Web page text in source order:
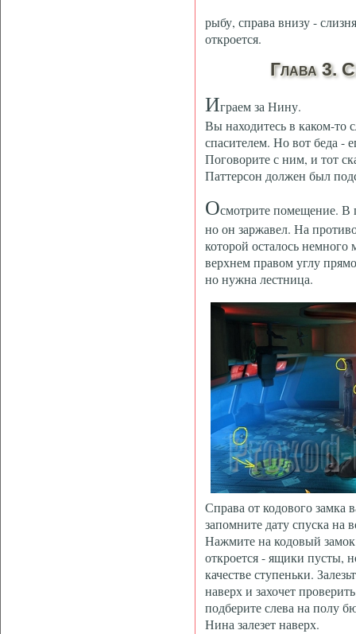
рыбу, справа внизу -
откроется.
Глава 3.
Играем за Нину.
Вы находитесь в каком-
спасителем. Но вот беда -
Поговорите с ним, и тот
Паттерсон должен был
Осмотрите помещение. В
но он заржавел. На
которой осталось немного
верхнем правом углу
но нужна лестница.
Справа от кодового замка
запомните дату спуска на
Нажмите на кодовый
откроется - ящики пусты,
качестве ступеньки.
наверх и захочет
подберите слева на полу
Нина залезет наверх.